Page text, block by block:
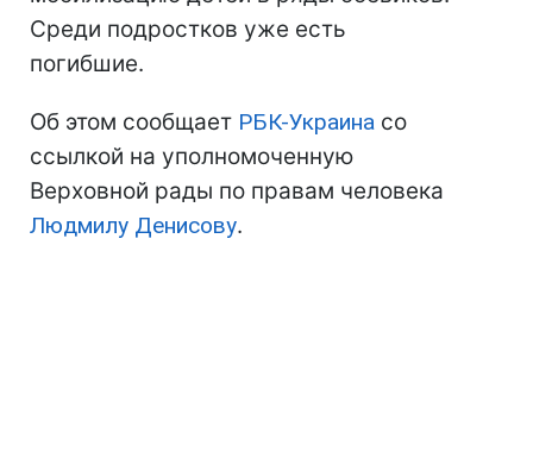
Среди подростков уже есть
погибшие.
Об этом сообщает РБК-Украина со
ссылкой на уполномоченную
Верховной рады по правам человека
Людмилу Денисову.